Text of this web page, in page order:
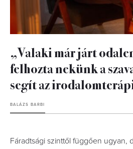
„Valaki már járt
felhozta nekünk a
segít az
BALÁZS BARBI
Fáradtsági szinttől függően ugyan,